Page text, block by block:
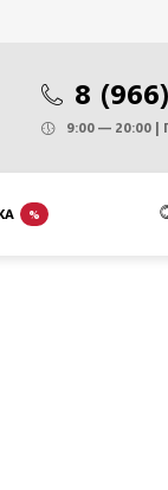
8
9:00 — 20:00 |
%